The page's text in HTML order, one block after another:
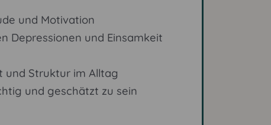
und Motivation
Depressionen und Einsamkeit
und Struktur im Alltag
und geschätzt zu sein